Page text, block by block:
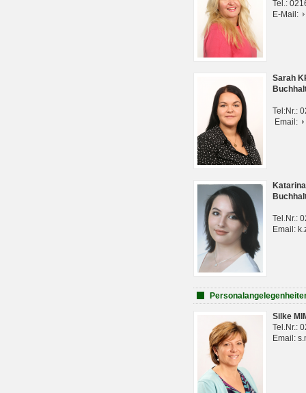
Tel.:
E-Mail:
Sarah
Tel:Nr.:
Email:
Tel.Nr.:
Email:
Silke
Tel.Nr.:
Email: